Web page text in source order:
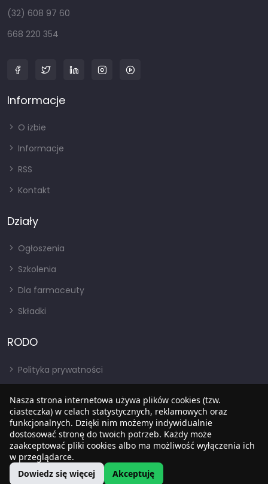
(32) 608 97 60
668 220 354
Informacje
O izbie
Informacje
RSS
Kontakt
Działy
Ogłoszenia
Szkolenia
Dla farmaceuty
Składki
RODO
Polityka prywatności
RODO
BIP
Copyright © 2022 SIA. Wszystkie prawa zastrzezone.
Nasza strona internetowa używa plików cookies (tzw.
ciasteczka) w celach statystycznych, reklamowych oraz
funkcjonalnych. Dzięki nim możemy indywidualnie
dostosować stronę do twoich potrzeb. Każdy może
zaakceptować pliki cookies albo ma możliwość wyłączenia ich
w przeglądarce.
Dowiedz się więcej
Akceptuję